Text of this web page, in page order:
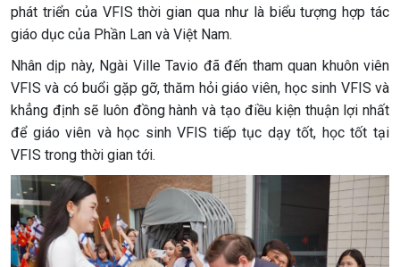
phát triển của VFIS thời gian qua như là biểu tượng hợp tác
giáo dục của Phần Lan và Việt Nam.
Nhân dịp này, Ngài Ville Tavio đã đến tham quan khuôn viên
VFIS và có buổi gặp gỡ, thăm hỏi giáo viên, học sinh VFIS và
khẳng định sẽ luôn đồng hành và tạo điều kiện thuận lợi nhất
để giáo viên và học sinh VFIS tiếp tục dạy tốt, học tốt tại
VFIS trong thời gian tới.